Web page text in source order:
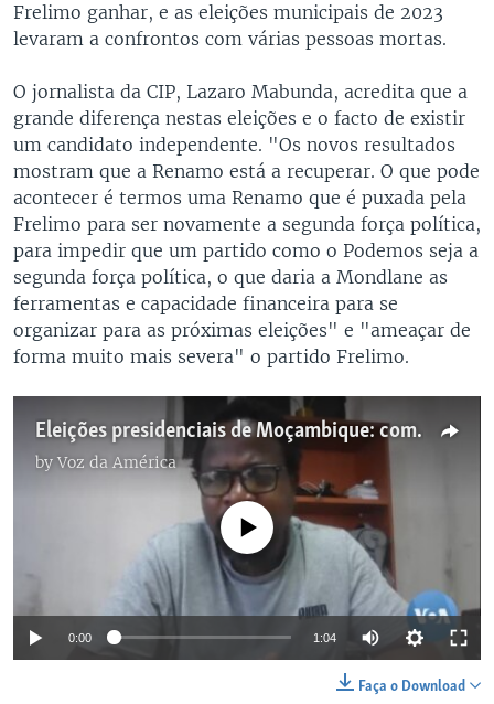
Frelimo ganhar, e as eleições municipais de 2023
levaram a confrontos com várias pessoas mortas.
O jornalista da CIP, Lazaro Mabunda, acredita que a
grande diferença nestas eleições e o facto de existir
um candidato independente. "Os novos resultados
mostram que a Renamo está a recuperar. O que pode
acontecer é termos uma Renamo que é puxada pela
Frelimo para ser novamente a segunda força política,
para impedir que um partido como o Podemos seja a
segunda força política, o que daria a Mondlane as
ferramentas e capacidade financeira para se
organizar para as próximas eleições" e "ameaçar de
forma muito mais severa" o partido Frelimo.
Eleições presidenciais de Moçambique: como será o Parlamento?
by Voz da América
No media source currently available
0:00 1:04
Faça o Download